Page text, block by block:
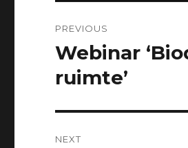
navigation
PREVIOUS
Previous
post:
Webinar
ruimte’
NEXT